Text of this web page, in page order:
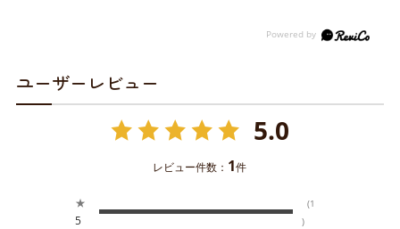
ユーザーレビュー
5.0
レビュー件数： 1件
★
5
(1
)